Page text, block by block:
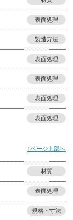
表面処理
製造方法
表面処理
表面処理
表面処理
表面処理
↑ページ上部へ
材質
表面処理
規格・寸法